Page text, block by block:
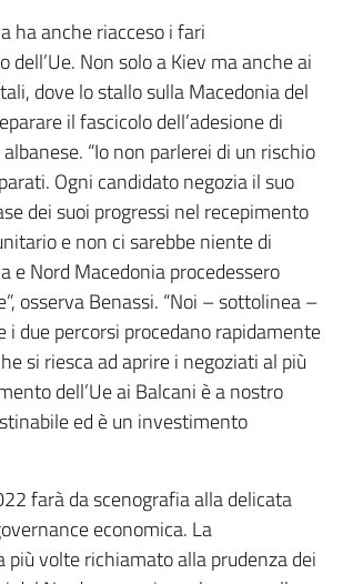
ha anche riacceso i fari
dell’Ue. Non solo a Kiev ma anche ai
dove lo stallo sulla Macedonia del
il fascicolo dell’adesione di
“Io non parlerei di un rischio
Ogni candidato negozia il suo
dei suoi progressi nel recepimento
e non ci sarebbe niente di
e Nord Macedonia procedessero
osserva Benassi. “Noi – sottolinea –
i due percorsi procedano rapidamente
si riesca ad aprire i negoziati al più
dell’Ue ai Balcani è a nostro
ed è un investimento
farà da scenografia alla delicata
economica. La
più volte richiamato alla prudenza dei